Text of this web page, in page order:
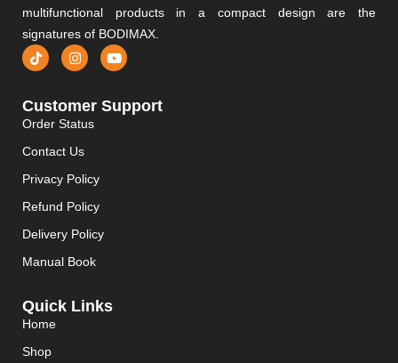
multifunctional products in a compact design are the
signatures of BODIMAX.
Customer Support
Order Status
Contact Us
Privacy Policy
Refund Policy
Delivery Policy
Manual Book
Quick Links
Home
Shop